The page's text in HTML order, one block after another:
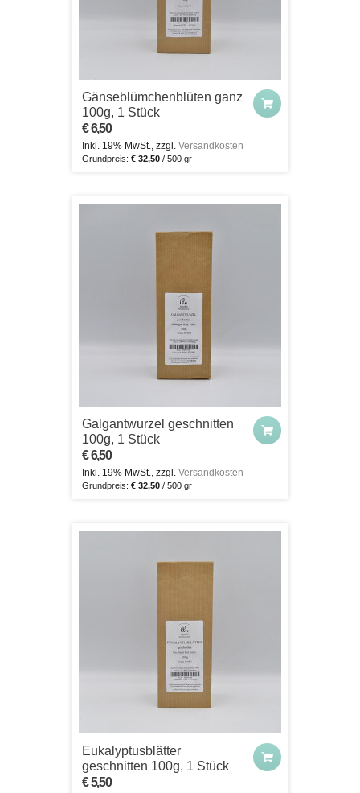
Gänseblümchenblüten ganz
100g, 1 Stück
€ 6,50
Inkl. 19% MwSt., zzgl. Versandkosten
Grundpreis: € 32,50 / 500 gr
Galgantwurzel geschnitten
100g, 1 Stück
€ 6,50
Inkl. 19% MwSt., zzgl. Versandkosten
Grundpreis: € 32,50 / 500 gr
Eukalyptusblätter
geschnitten 100g, 1 Stück
€ 5,50